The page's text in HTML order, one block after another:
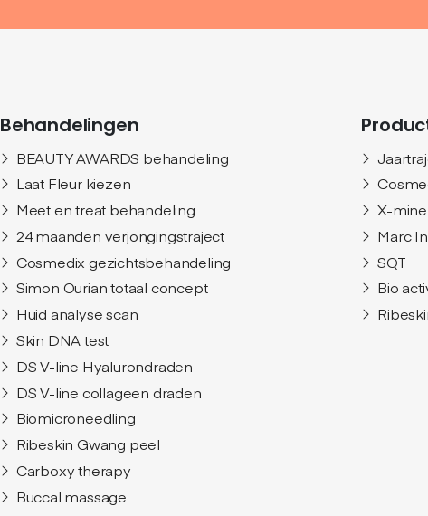
Behandelingen
BEAUTY AWARDS behandeling
Laat Fleur kiezen
Meet en treat behandeling
24 maanden verjongingstraject
Cosmedix gezichtsbehandeling
Simon Ourian totaal concept
Huid analyse scan
Skin DNA test
DS V-line Hyalurondraden
DS V-line collageen draden
Biomicroneedling
Ribeskin Gwang peel
Carboxy therapy
Buccal massage
X-
Marc
SQT
Bio